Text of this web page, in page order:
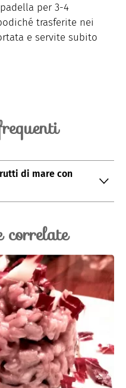
per 3-4
trasferite nei
e servite subito
di mare con
il Vicenza DOC